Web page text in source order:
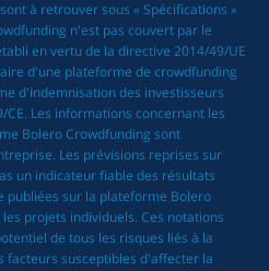
à retrouver sous « Spécifications »
n'est pas couvert par le
en vertu de la directive 2014/49/UE
d'une plateforme de crowdfunding
d'indemnisation des investisseurs
Les informations concernant les
Bolero Crowdfunding sont
Les prévisions reprises sur
un indicateur fiable des résultats
publiées sur la plateforme Bolero
projets individuels. Ces notations
de tous les risques liés à la
susceptibles d'affecter la